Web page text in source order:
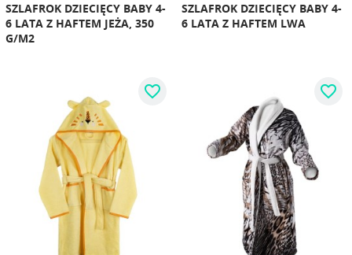
SZLAFROK DZIECIĘCY BABY 4-
6 LATA Z HAFTEM JEŻA, 350
G/M2
SZLAFROK DZIECIĘCY BABY 4-
6 LATA Z HAFTEM LWA
favorite_border favorite_border